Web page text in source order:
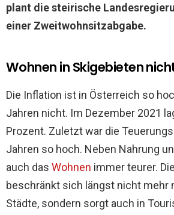
plant die steirische
einer Zweitwohnsitzabgabe.
Wohnen in Skigebieten
Die Inflation ist in Österreich so
Jahren nicht. Im Dezember 2021
Prozent. Zuletzt war die
Jahren so hoch. Neben Nahrung
auch das Wohnen immer teurer.
beschränkt sich längst nicht mehr
Städte, sondern sorgt auch in